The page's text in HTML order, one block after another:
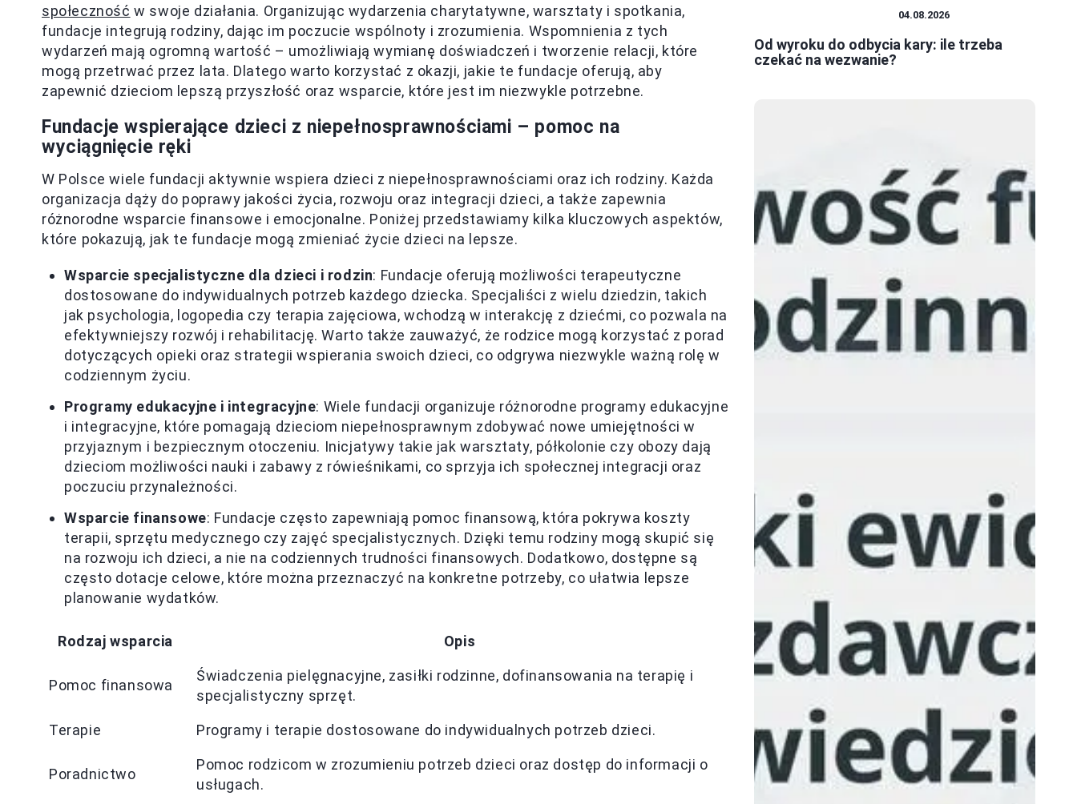
społeczność w swoje działania. Organizując wydarzenia charytatywne, warsztaty i spotkania,
fundacje integrują rodziny, dając im poczucie wspólnoty i zrozumienia. Wspomnienia z tych
wydarzeń mają ogromną wartość – umożliwiają wymianę doświadczeń i tworzenie relacji, które
mogą przetrwać przez lata. Dlatego warto korzystać z okazji, jakie te fundacje oferują, aby
zapewnić dzieciom lepszą przyszłość oraz wsparcie, które jest im niezwykle potrzebne.
Fundacje wspierające dzieci z niepełnosprawnościami – pomoc na
wyciągnięcie ręki
W Polsce wiele fundacji aktywnie wspiera dzieci z niepełnosprawnościami oraz ich rodziny. Każda
organizacja dąży do poprawy jakości życia, rozwoju oraz integracji dzieci, a także zapewnia
różnorodne wsparcie finansowe i emocjonalne. Poniżej przedstawiamy kilka kluczowych aspektów,
które pokazują, jak te fundacje mogą zmieniać życie dzieci na lepsze.
Wsparcie specjalistyczne dla dzieci i rodzin: Fundacje oferują możliwości terapeutyczne
dostosowane do indywidualnych potrzeb każdego dziecka. Specjaliści z wielu dziedzin, takich
jak psychologia, logopedia czy terapia zajęciowa, wchodzą w interakcję z dziećmi, co pozwala na
efektywniejszy rozwój i rehabilitację. Warto także zauważyć, że rodzice mogą korzystać z porad
dotyczących opieki oraz strategii wspierania swoich dzieci, co odgrywa niezwykle ważną rolę w
codziennym życiu.
Programy edukacyjne i integracyjne: Wiele fundacji organizuje różnorodne programy edukacyjne
i integracyjne, które pomagają dzieciom niepełnosprawnym zdobywać nowe umiejętności w
przyjaznym i bezpiecznym otoczeniu. Inicjatywy takie jak warsztaty, półkolonie czy obozy dają
dzieciom możliwości nauki i zabawy z rówieśnikami, co sprzyja ich społecznej integracji oraz
poczuciu przynależności.
Wsparcie finansowe: Fundacje często zapewniają pomoc finansową, która pokrywa koszty
terapii, sprzętu medycznego czy zajęć specjalistycznych. Dzięki temu rodziny mogą skupić się
na rozwoju ich dzieci, a nie na codziennych trudności finansowych. Dodatkowo, dostępne są
często dotacje celowe, które można przeznaczyć na konkretne potrzeby, co ułatwia lepsze
planowanie wydatków.
Rodzaj wsparcia Opis
Pomoc finansowa
Świadczenia pielęgnacyjne, zasiłki rodzinne, dofinansowania na terapię i
specjalistyczny sprzęt.
Terapie Programy i terapie dostosowane do indywidualnych potrzeb dzieci.
Poradnictwo
Pomoc rodzicom w zrozumieniu potrzeb dzieci oraz dostęp do informacji o
usługach.
04.08.2026
Od wyroku do odbycia kary: ile trzeba
czekać na wezwanie?